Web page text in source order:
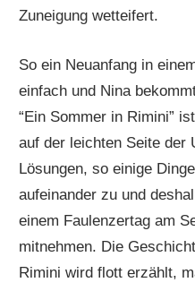
Zuneigung wetteifert.
So ein Neuanfang in
einfach und Nina
“Ein Sommer in Rimini”
auf der leichten Seite der
Lösungen, so einige
aufeinander zu und
einem Faulenzertag am
mitnehmen. Die
Rimini wird flott erzählt,